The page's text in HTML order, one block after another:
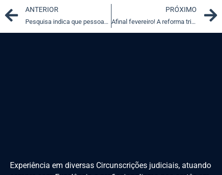
Prev
ANTERIOR
Pesquisa indica que pessoas tendem a mentir para parecerem honestas
PRÓXIMO
Afinal fevereiro! A reforma tributária vem ou só teremos carnaval?
Experiência em diversas Circunscrições judiciais, atuando